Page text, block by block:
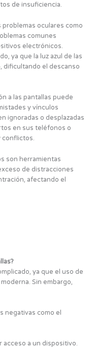
de insuficiencia.
problemas oculares como
comunes
electrónicos.
ya que la luz azul de las
dificultando el descanso
a las pantallas puede
y vínculos
ignoradas o desplazadas
en sus teléfonos o
conflictos.
son herramientas
de distracciones
afectando el
ya que el uso de
Sin embargo,
negativas como el
acceso a un dispositivo.